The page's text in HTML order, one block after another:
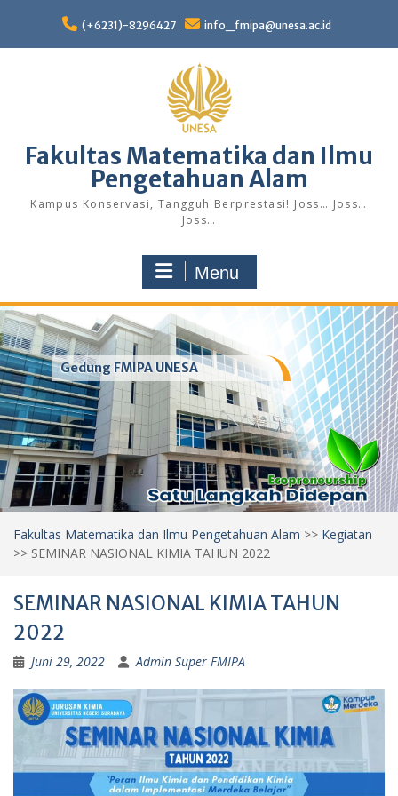
content
(+6231)-8296427 info_fmipa@unesa.ac.id
Fakultas Matematika dan Ilmu
Pengetahuan Alam
Kampus Konservasi, Tangguh Berprestasi! Joss… Joss…
Joss…
Menu
Gedung FMIPA UNESA
Fakultas Matematika dan Ilmu Pengetahuan Alam >> Kegiatan
>> SEMINAR NASIONAL KIMIA TAHUN 2022
SEMINAR NASIONAL KIMIA TAHUN
2022
Juni 29, 2022 Admin Super FMIPA